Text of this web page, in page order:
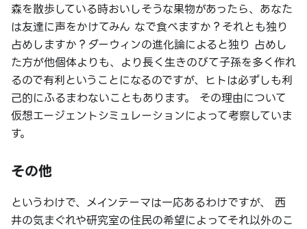
森を散歩している時おいしそうな果物があったら、あなた
は友達に声をかけてみん なで食べますか？それとも独り
占めしますか？ダーウィンの進化論によると独り 占めし
た方が他個体よりも、より長く生きのびて子孫を多く作れ
るので有利ということになるのですが、ヒトは必ずしも利
己的にふるまわないこともあります。 その理由について
仮想エージェントシミュレーションによって考察していま
す。
その他
というわけで、メインテーマは一応あるわけですが、 西
井の気まぐれや研究室の住民の希望によってそれ以外のこ